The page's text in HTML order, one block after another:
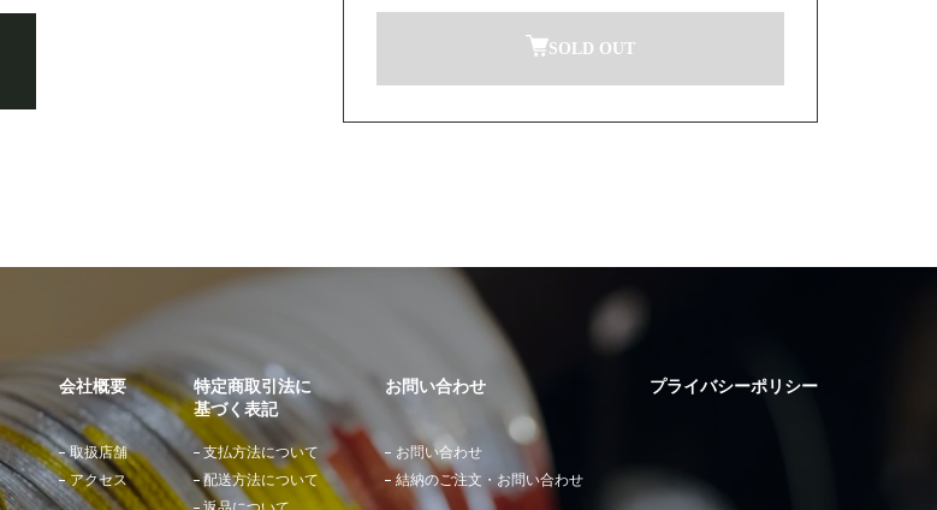
SOLD OUT
会社概要
取扱店舗
アクセス
特定商取引法に
基づく表記
支払方法について
配送方法について
お問い合わせ
お問い合わせ
結納のご注文・お問い合わせ
プライバシーポリシー